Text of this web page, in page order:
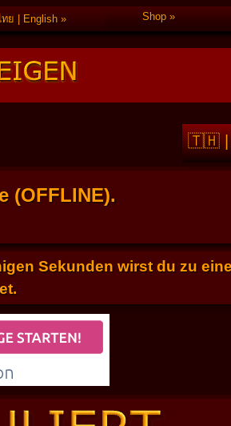
ทย | English Shop
🇹🇭
(OFFLINE).
Sekunden wirst du zu